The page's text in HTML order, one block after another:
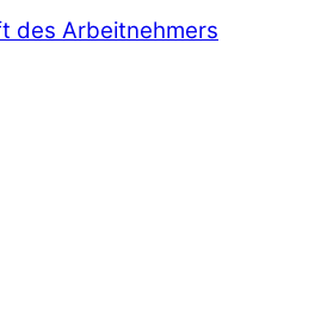
des Arbeitnehmers